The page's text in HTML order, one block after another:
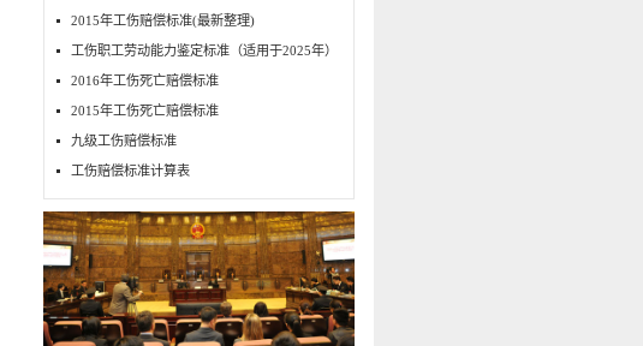
2015年工伤赔偿标准(最新整理)
工伤职工劳动能力鉴定标准（适用于2025年）
2016年工伤死亡赔偿标准
2015年工伤死亡赔偿标准
九级工伤赔偿标准
工伤赔偿标准计算表